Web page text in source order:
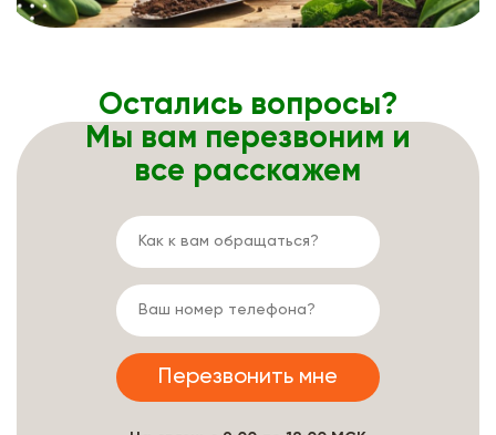
Остались вопросы?
Мы вам перезвоним и
все расскажем